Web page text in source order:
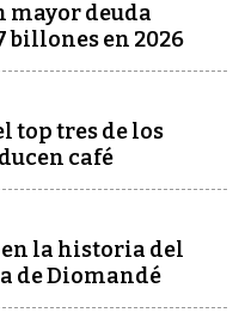
mayor deuda
billones en 2026
top tres de los
café
la historia del
de Diomandé